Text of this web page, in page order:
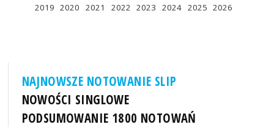
2019 2020 2021 2022 2023 2024 2025 2026
NAJNOWSZE NOTOWANIE SLIP
NOWOŚCI SINGLOWE
PODSUMOWANIE 1800 NOTOWAŃ